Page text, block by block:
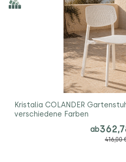
Kristalia COLANDER
verschiedene Farben
ab
416,00